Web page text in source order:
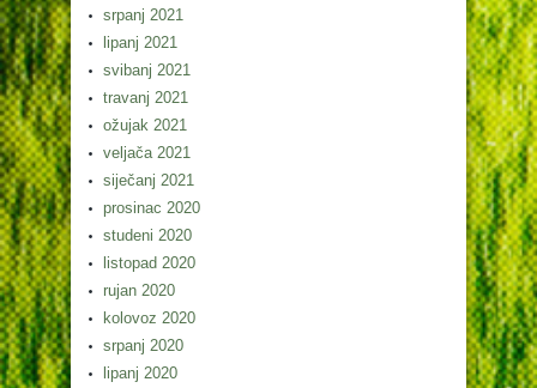
srpanj 2021
lipanj 2021
svibanj 2021
travanj 2021
ožujak 2021
veljača 2021
siječanj 2021
prosinac 2020
studeni 2020
listopad 2020
rujan 2020
kolovoz 2020
srpanj 2020
lipanj 2020